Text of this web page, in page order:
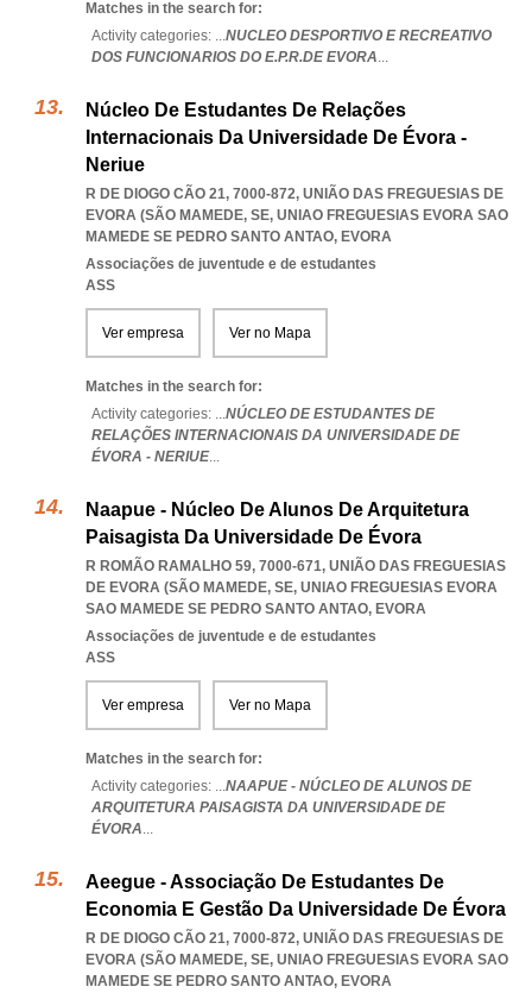
Matches in the search for:
Activity categories: ...NUCLEO DESPORTIVO E RECREATIVO
DOS FUNCIONARIOS DO E.P.R.DE EVORA...
Núcleo De Estudantes De Relações
Internacionais Da Universidade De Évora -
Neriue
R DE DIOGO CÃO 21, 7000-872, UNIÃO DAS FREGUESIAS DE
EVORA (SÃO MAMEDE, SE, UNIAO FREGUESIAS EVORA SAO
MAMEDE SE PEDRO SANTO ANTAO, EVORA
Associações de juventude e de estudantes
ASS
Ver empresa Ver no Mapa
Matches in the search for:
Activity categories: ...NÚCLEO DE ESTUDANTES DE
RELAÇÕES INTERNACIONAIS DA UNIVERSIDADE DE
ÉVORA - NERIUE...
Naapue - Núcleo De Alunos De Arquitetura
Paisagista Da Universidade De Évora
R ROMÃO RAMALHO 59, 7000-671, UNIÃO DAS FREGUESIAS
DE EVORA (SÃO MAMEDE, SE, UNIAO FREGUESIAS EVORA
SAO MAMEDE SE PEDRO SANTO ANTAO, EVORA
Associações de juventude e de estudantes
ASS
Ver empresa Ver no Mapa
Matches in the search for:
Activity categories: ...NAAPUE - NÚCLEO DE ALUNOS DE
ARQUITETURA PAISAGISTA DA UNIVERSIDADE DE
ÉVORA...
Aeegue - Associação De Estudantes De
Economia E Gestão Da Universidade De Évora
R DE DIOGO CÃO 21, 7000-872, UNIÃO DAS FREGUESIAS DE
EVORA (SÃO MAMEDE, SE, UNIAO FREGUESIAS EVORA SAO
MAMEDE SE PEDRO SANTO ANTAO, EVORA